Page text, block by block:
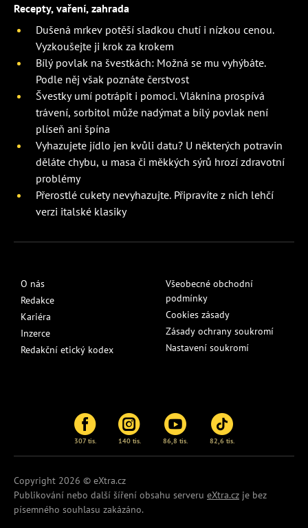
Recepty, vaření, zahrada
Dušená mrkev potěší sladkou chutí i nízkou cenou.
Vyzkoušejte ji krok za krokem
Bílý povlak na švestkách: Možná se mu vyhýbáte.
Podle něj však poznáte čerstvost
Švestky umí potrápit i pomoci. Vláknina prospívá
trávení, sorbitol může nadýmat a bílý povlak není
plíseň ani špína
Vyhazujete jídlo jen kvůli datu? U některých potravin
děláte chybu, u masa či měkkých sýrů hrozí zdravotní
problémy
Přerostlé cukety nevyhazujte. Připravíte z nich lehčí
verzi italské klasiky
O nás
Redakce
Kariéra
Inzerce
Redakční etický kodex
Všeobecné obchodní
podmínky
Cookies zásady
Zásady ochrany soukromí
Nastavení soukromí
307 tis. 140 tis. 86,8 tis. 82,6 tis.
Copyright 2026 © eXtra.cz
Publikování nebo další šíření obsahu serveru eXtra.cz je bez
písemného souhlasu zakázáno.